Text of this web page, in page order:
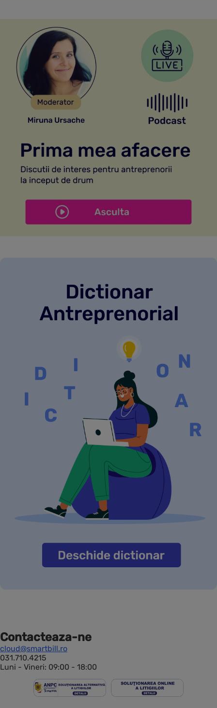
Contacteaza-ne
cloud@smartbill.ro
031.710.4215
Luni - Vineri: 09:00 - 18:00